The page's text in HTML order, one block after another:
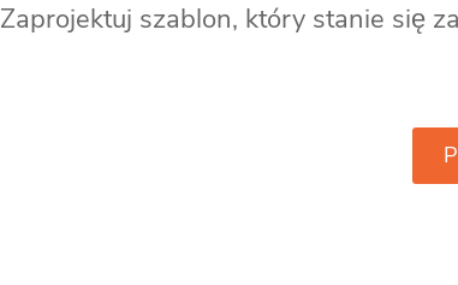
Zaprojektuj szablon, który stanie się